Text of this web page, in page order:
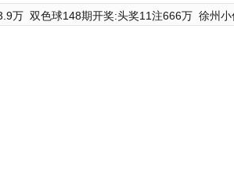
万 双色球148期开奖:头奖11注666万 徐州